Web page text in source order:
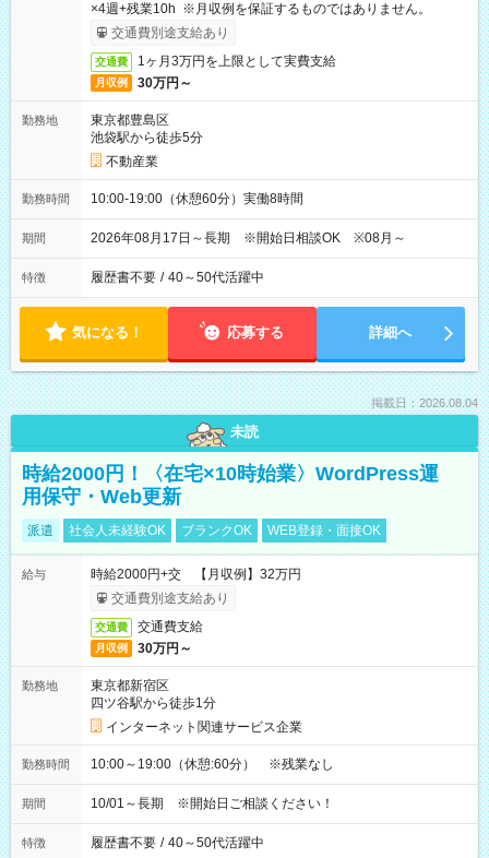
×4週+残業10h ※月収例を保証するものではありません。
交通費別途支給あり
交通費 1ヶ月3万円を上限として実費支給
月収例 30万円～
勤務地
東京都豊島区
池袋駅から徒歩5分
不動産業
勤務時間 10:00-19:00（休憩60分）実働8時間
期間 2026年08月17日～長期 ※開始日相談OK ※08月～
特徴 履歴書不要 / 40～50代活躍中
気になる！ 応募する 詳細へ
掲載日：2026.08.04
未読
時給2000円！〈在宅×10時始業〉WordPress運
用保守・Web更新
派遣 社会人未経験OK ブランクOK WEB登録・面接OK
給与
時給2000円+交 【月収例】32万円
交通費別途支給あり
交通費 交通費支給
月収例 30万円～
勤務地
東京都新宿区
四ツ谷駅から徒歩1分
インターネット関連サービス企業
勤務時間 10:00～19:00（休憩:60分） ※残業なし
期間 10/01～長期 ※開始日ご相談ください！
特徴 履歴書不要 / 40～50代活躍中